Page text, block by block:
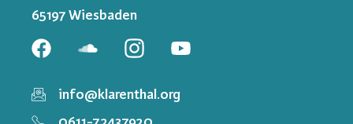
65197 Wiesbaden
info@klarenthal.org